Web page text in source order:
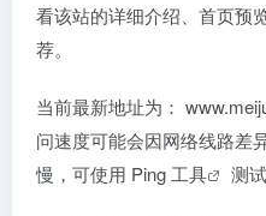
看该站的详细介绍、首页预
荐。
当前最新地址为：
问速度可能会因网络线路差
慢，可使用 Ping 工具 测